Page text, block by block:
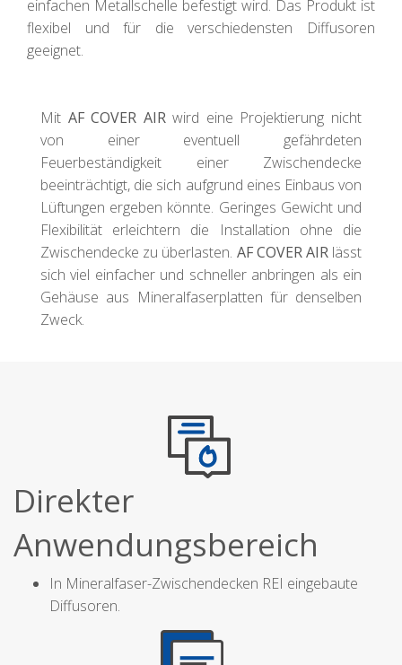
einfachen Metallschelle befestigt wird. Das Produkt ist
flexibel und für die verschiedensten Diffusoren
geeignet.
Mit AF COVER AIRwird eine Projektierung nicht
von einer eventuell gefährdeten
Feuerbeständigkeit einer Zwischendecke
beeinträchtigt, die sich aufgrund eines Einbaus von
Lüftungen ergeben könnte. Geringes Gewicht und
Flexibilität erleichtern die Installation ohne die
Zwischendecke zu überlasten. AF COVER AIRlässt
sich viel einfacher und schneller anbringen als ein
Gehäuse aus Mineralfaserplatten für denselben
Zweck.
Direkter
Anwendungsbereich
In Mineralfaser-Zwischendecken REI eingebaute
Diffusoren.